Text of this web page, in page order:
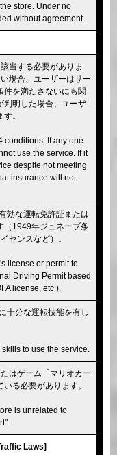
store. Under no
without agreement.
当する必要がありま
場合、ユーザーはサー
件を満たさないにも関
判明した場合、ユーザ
。
conditions. If any one
use the service. If it
despite not meeting
insurance will not
効な運転免許証または
（1949年ジュネーブ条
センスなど）。
license or permit to
Driving Permit based
license, etc.).
十分な運転技能を有し
to use the service.
はゲーム「マリオカー
る必要があります。
is unrelated to
Laws]